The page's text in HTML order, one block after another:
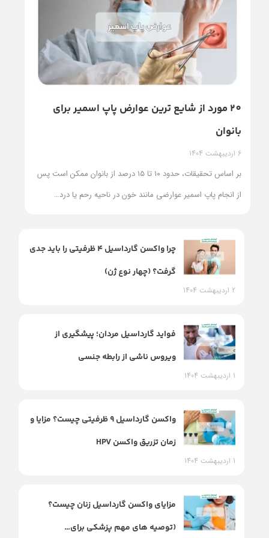
20 مورد از شایع ترین عوارض پاپ اسمیر برای
بانوان
6 اردیبهشت 1404
بر اساس تحقیقات، حدود ۱۰ تا ۱۵ درصد از بانوان ممکن است پس
از انجام پاپ اسمیر عوارضی مانند خون در ناحیه رحم یا درد…
چرا واکسن گارداسیل ۴ ظرفیتی را باید جدی
گرفت؟ (چهار نوع ژن)
2 اردیبهشت 1404
فواید گارداسیل مردان؛ پیشگیری از
ویروس ناشی از رابطه جنسی
1 اردیبهشت 1404
واکسن گارداسیل 9 ظرفیتی چیست؟ مزایا و
زمان تزریق واکسن HPV
1 اردیبهشت 1404
مزایای واکسن گارداسیل زنان چیست؟
(توصیه های مهم پزشکی برای…